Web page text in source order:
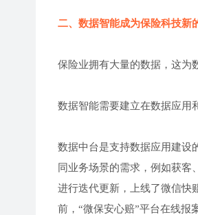
二、数据智能成为保险科技新
保险业拥有大量的数据，这为
数据智能需要建立在数据应用
数据中台是支持数据应用建设
同业务场景的需求，例如获客
进行迭代更新，上线了微信快
前，“微保安心赔”平台在线报